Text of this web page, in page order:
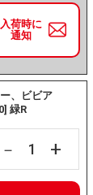
入荷時に
通知
、ビビア
緑R
－ +